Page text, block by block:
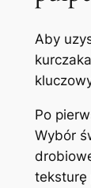
Aby
Po
Wybór
teksturę